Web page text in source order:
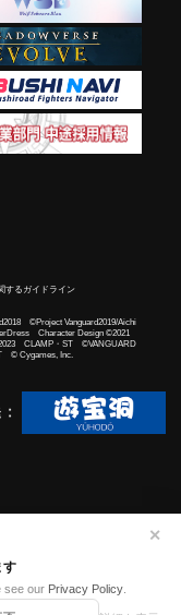
す
see our Privacy Policy.
✕
するガイドライン
©Project Vanguard2019/Aichi
Character Design ©2021
CLAMP・ST ©VANGUARD
© Cygames, Inc.